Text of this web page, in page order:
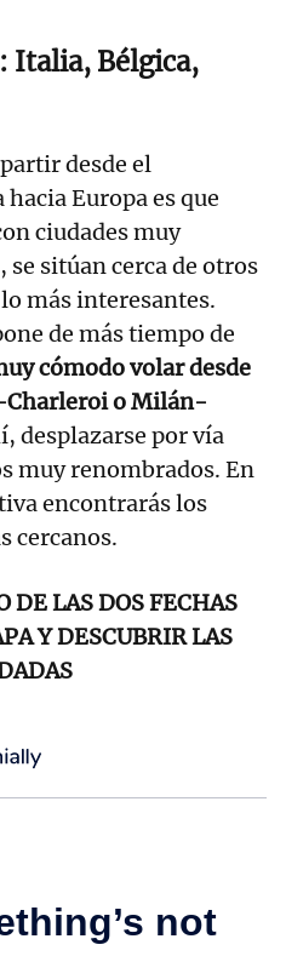
Italia, Bélgica,
desde el
Europa es que
ciudades muy
se sitúan cerca de otros
más interesantes.
de más tiempo de
cómodo volar desde
Charleroi o Milán-
desplazarse por vía
muy renombrados. En
encontrarás los
cercanos.
DE LAS DOS FECHAS
Y DESCUBRIR LAS